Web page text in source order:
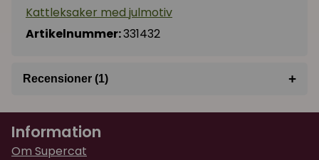
Kattleksaker med julmotiv
Artikelnummer:331432
Recensioner (1) +
Ann
för 1 år sedan
★★★★★
Information
Om Supercat